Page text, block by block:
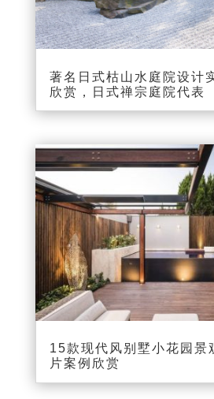
著名日式枯山水庭院设计
欣赏，日式禅宗庭院代表
15款现代风别墅小花园景
片案例欣赏